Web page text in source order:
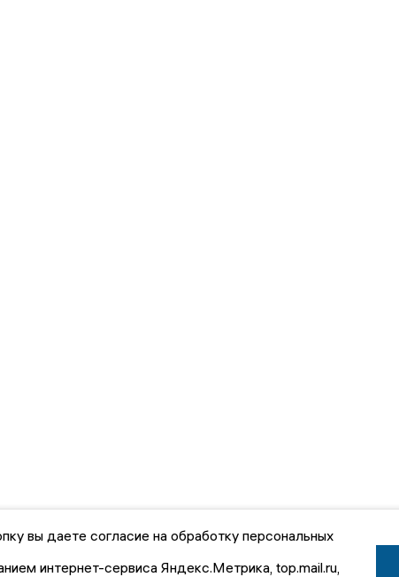
вы даете согласие на обработку персональных
интернет-сервиса Яндекс.Метрика, top.mail.ru,